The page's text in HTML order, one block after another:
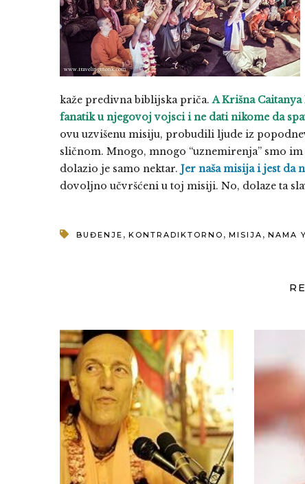
kaže predivna biblijska priča.A Krišna
fanatik u njegovoj vojsci i ne dati nikome da
ovu uzvišenu misiju, probudili ljude iz
sličnom. Mnogo, mnogo “uznemirenja” smo
dolazio je samo nektar. Jer naša misija i jest da
dovoljno učvršćeni u toj misiji. No, dolaze ta
BUĐENJE , KONTRADIKTORNO , MISIJA , NAMA